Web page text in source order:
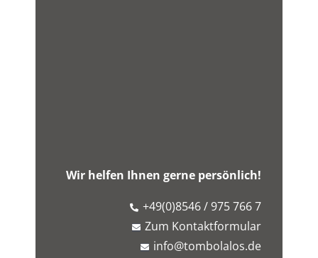
Wir helfen Ihnen gerne persönlich!
+49(0)8546 / 975 766 7
Zum Kontaktformular
info@tombolalos.de